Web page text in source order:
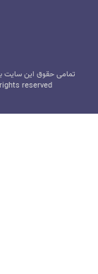
تمامی حقوق این سایت
reserved